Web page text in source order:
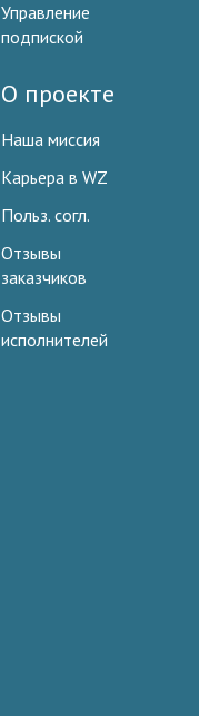
Управление
подпиской
О проекте
Наша миссия
Карьера в WZ
Польз. согл.
Отзывы
заказчиков
Отзывы
исполнителей